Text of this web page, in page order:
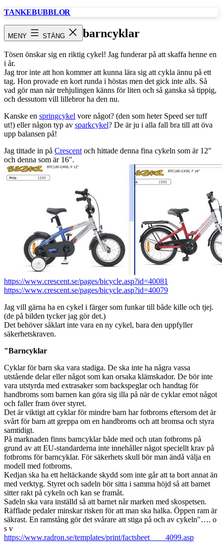
Hoppa
TANKEBUBBLOR
MENY STÄNG barncyklar
Tösen önskar sig en riktig cykel! Jag funderar på att skaffa henne en
i år.
Jag tror inte att hon kommer att kunna lära sig att cykla ännu på ett
tag. Hon provade en kort runda i höstas men det gick inte alls. Så
vad gör man när trehjulingen känns för liten och så ganska så tippig,
och dessutom vill lillebror ha den nu.
Kanske en springcykel vore något? (den som heter Speed ser tuff
ut!) eller någon typ av sparkcykel? De är ju i alla fall bra till att öva
upp balansen på!
Jag tittade in på Crescent och hittade denna fina cykeln som är 12"
och denna som är 16".
https://www.crescent.se/pages/bicycle.asp?id=40081
https://www.crescent.se/pages/bicycle.asp?id=40079
Jag vill gärna ha en cykel i färger som funkar till både kille och tjej.
(de på bilden tycker jag gör det.)
Det behöver såklart inte vara en ny cykel, bara den uppfyller
säkerhetskraven.
"Barncyklar
Cyklar för barn ska vara stadiga. De ska inte ha några vassa
utstående delar eller något som kan orsaka klämskador. De bör inte
vara utstyrda med extrasaker som backspeglar och handtag för
handbroms som barnen kan göra sig illa på när de cyklar emot något
och faller fram över styret.
Det är viktigt att cyklar för mindre barn har fotbroms eftersom det är
svårt för barn att greppa om en handbroms och att bromsa och styra
samtidigt.
På marknaden finns barncyklar både med och utan fotbroms på
grund av att EU-standarderna inte innehåller något speciellt krav på
fotbroms för barncyklar. För säkerhets skull bör man ändå välja en
modell med fotbroms.
Kedjan ska ha ett heltäckande skydd som inte går att ta bort annat än
med verktyg. Styret och sadeln bör sitta i samma höjd så att barnet
sitter rakt på cykeln och kan se framåt.
Sadeln ska vara inställd så att barnet når marken med skospetsen.
Räfflade pedaler minskar risken för att man ska halka. Öppen ram är
säkrast. En ramstång gör det svårare att stiga på och av cykeln"…. o
s v
https://www.radron.se/templates/print/factsheet____4099.asp